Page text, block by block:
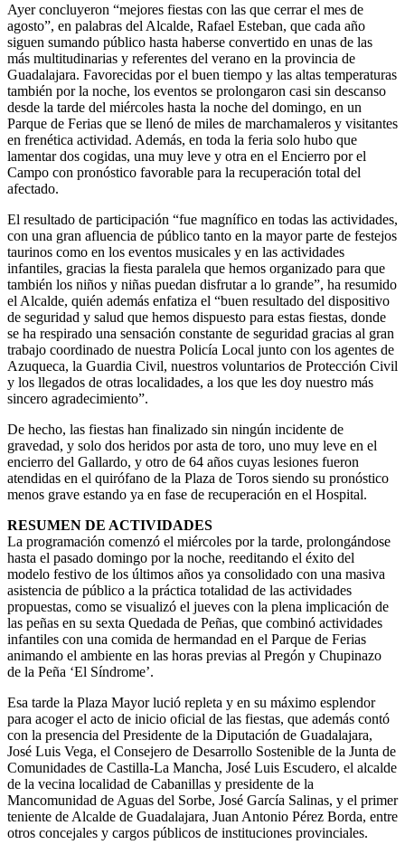
Ayer concluyeron “mejores fiestas con las que cerrar el mes de
agosto”, en palabras del Alcalde, Rafael Esteban, que cada año
siguen sumando público hasta haberse convertido en unas de las
más multitudinarias y referentes del verano en la provincia de
Guadalajara. Favorecidas por el buen tiempo y las altas temperaturas
también por la noche, los eventos se prolongaron casi sin descanso
desde la tarde del miércoles hasta la noche del domingo, en un
Parque de Ferias que se llenó de miles de marchamaleros y visitantes
en frenética actividad. Además, en toda la feria solo hubo que
lamentar dos cogidas, una muy leve y otra en el Encierro por el
Campo con pronóstico favorable para la recuperación total del
afectado.
El resultado de participación “fue magnífico en todas las actividades,
con una gran afluencia de público tanto en la mayor parte de festejos
taurinos como en los eventos musicales y en las actividades
infantiles, gracias la fiesta paralela que hemos organizado para que
también los niños y niñas puedan disfrutar a lo grande”, ha resumido
el Alcalde, quién además enfatiza el “buen resultado del dispositivo
de seguridad y salud que hemos dispuesto para estas fiestas, donde
se ha respirado una sensación constante de seguridad gracias al gran
trabajo coordinado de nuestra Policía Local junto con los agentes de
Azuqueca, la Guardia Civil, nuestros voluntarios de Protección Civil
y los llegados de otras localidades, a los que les doy nuestro más
sincero agradecimiento”.
De hecho, las fiestas han finalizado sin ningún incidente de
gravedad, y solo dos heridos por asta de toro, uno muy leve en el
encierro del Gallardo, y otro de 64 años cuyas lesiones fueron
atendidas en el quirófano de la Plaza de Toros siendo su pronóstico
menos grave estando ya en fase de recuperación en el Hospital.
RESUMEN DE ACTIVIDADES
La programación comenzó el miércoles por la tarde, prolongándose
hasta el pasado domingo por la noche, reeditando el éxito del
modelo festivo de los últimos años ya consolidado con una masiva
asistencia de público a la práctica totalidad de las actividades
propuestas, como se visualizó el jueves con la plena implicación de
las peñas en su sexta Quedada de Peñas, que combinó actividades
infantiles con una comida de hermandad en el Parque de Ferias
animando el ambiente en las horas previas al Pregón y Chupinazo
de la Peña ‘El Síndrome’.
Esa tarde la Plaza Mayor lució repleta y en su máximo esplendor
para acoger el acto de inicio oficial de las fiestas, que además contó
con la presencia del Presidente de la Diputación de Guadalajara,
José Luis Vega, el Consejero de Desarrollo Sostenible de la Junta de
Comunidades de Castilla-La Mancha, José Luis Escudero, el alcalde
de la vecina localidad de Cabanillas y presidente de la
Mancomunidad de Aguas del Sorbe, José García Salinas, y el primer
teniente de Alcalde de Guadalajara, Juan Antonio Pérez Borda, entre
otros concejales y cargos públicos de instituciones provinciales.